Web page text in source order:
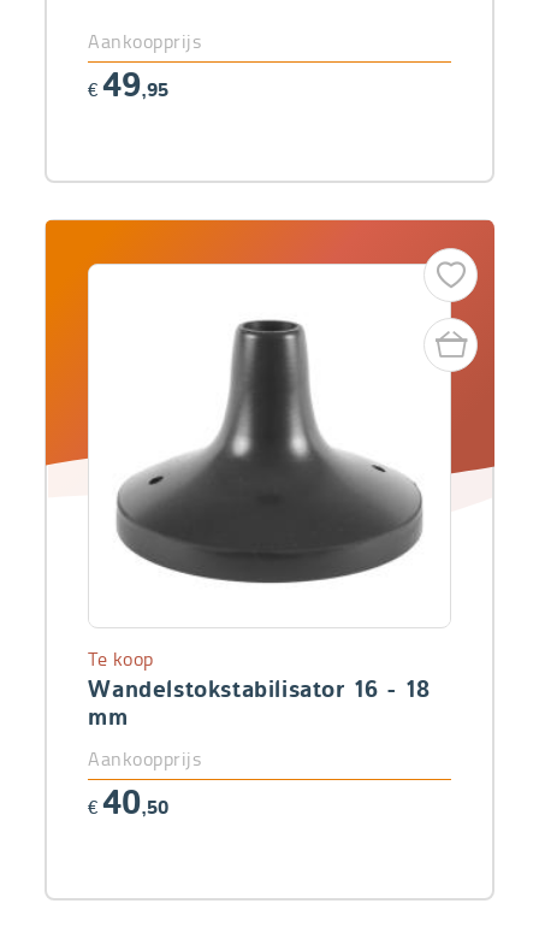
Aankoopprijs
€ 49,95
Wandelstokstabilisator 16 - 18
mm
Te koop
Aankoopprijs
€ 40,50